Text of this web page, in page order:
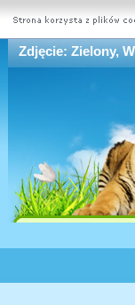
Zdjęcie: Zielony,